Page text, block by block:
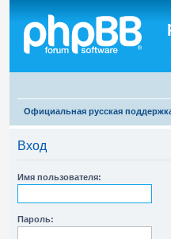
Официальная русская
Вход
Имя пользователя:
Пароль: